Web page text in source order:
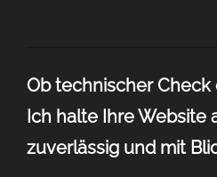
Ob technischer
Ich halte Ihre Website
zuverlässig und mit